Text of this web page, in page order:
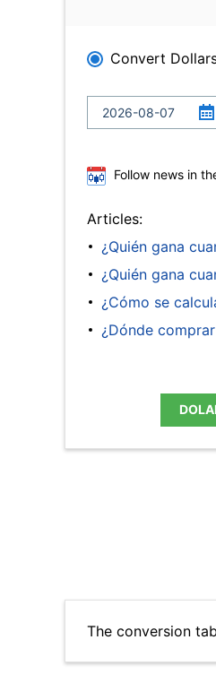
Convert
Follow news in
Articles:
¿Quién gana
¿Quién gana
¿Cómo se
¿Dónde
The conversion